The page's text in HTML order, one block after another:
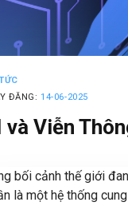
ĐĂNG:14-06-2025
và Viễn
bối cảnh thế giới
là một hệ thống